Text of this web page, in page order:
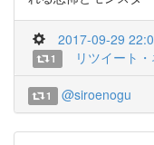
2017-09-29
1 リツイート
1 @siroenogu